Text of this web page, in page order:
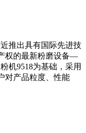
推出具有国际先进技
权的最新粉磨设备—
机9518为基础，采用
对产品粒度、性能